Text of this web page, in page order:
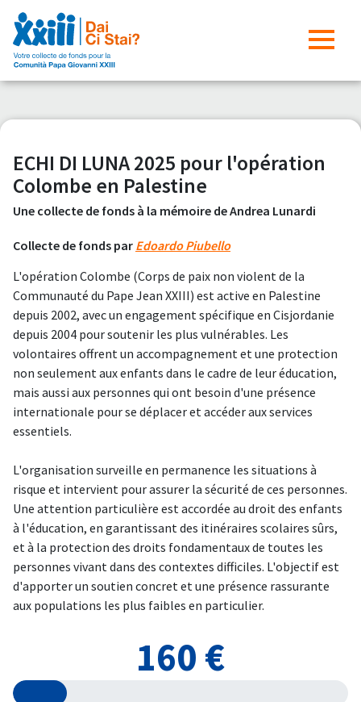
ECHI DI LUNA 2025 pour l'opération
Colombe en Palestine
Une collecte de fonds à la mémoire de Andrea Lunardi
Collecte de fonds par Edoardo Piubello
L'opération Colombe (Corps de paix non violent de la
Communauté du Pape Jean XXIII) est active en Palestine
depuis 2002, avec un engagement spécifique en Cisjordanie
depuis 2004 pour soutenir les plus vulnérables. Les
volontaires offrent un accompagnement et une protection
non seulement aux enfants dans le cadre de leur éducation,
mais aussi aux personnes qui ont besoin d'une présence
internationale pour se déplacer et accéder aux services
essentiels.
L'organisation surveille en permanence les situations à
risque et intervient pour assurer la sécurité de ces personnes.
Une attention particulière est accordée au droit des enfants
à l'éducation, en garantissant des itinéraires scolaires sûrs,
et à la protection des droits fondamentaux de toutes les
personnes vivant dans des contextes difficiles. L'objectif est
d'apporter un soutien concret et une présence rassurante
aux populations les plus faibles en particulier.
160 €